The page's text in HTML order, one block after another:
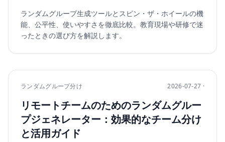
ランダムグループ生成ツールとスピン・ザ・ホイールの機
能、公平性、使いやすさを徹底比較。教育現場や研修で迷
ったときの選び方を解説します。
ランダムグループ分け 2026-07-27 ·
リモートチームのためのランダムグルー
プジェネレーター：効果的なチーム分け
と活用ガイド